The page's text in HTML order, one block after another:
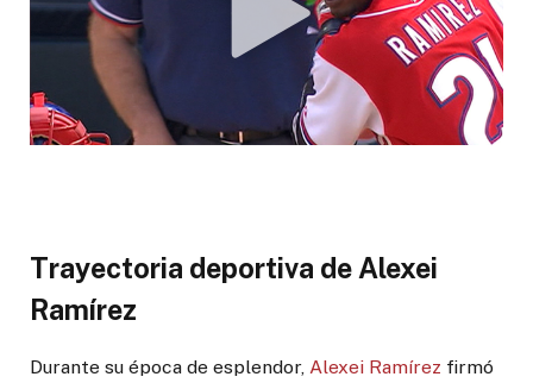
Trayectoria deportiva de Alexei
Ramírez
Durante su época de esplendor, Alexei Ramírez firmó